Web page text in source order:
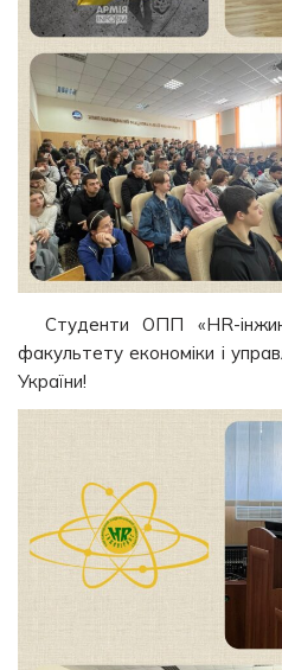
Студенти ОПП «HR-
факультету економіки і
України!